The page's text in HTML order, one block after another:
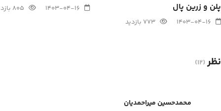
پلن و زرین پال
1403-04-16 773 بازدید
1403-04-16 805 بازدید
نظر(12)
محمدحسین میراحمدیان